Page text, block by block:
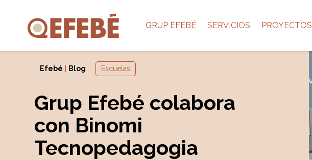
GRUP EFEBÉ SERVICIOS PROYECTOS
Efebé Blog Escuelas
Grup Efebé colabora
con Binomi
Tecnopedagogia